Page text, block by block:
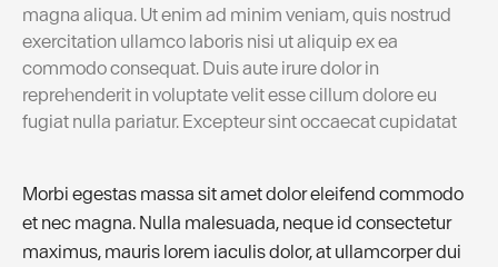
magna aliqua. Ut enim ad minim veniam, quis nostrud
exercitation ullamco laboris nisi ut aliquip ex ea
commodo consequat. Duis aute irure dolor in
reprehenderit in voluptate velit esse cillum dolore eu
fugiat nulla pariatur. Excepteur sint occaecat cupidatat
Morbi egestas massa sit amet dolor eleifend commodo
et nec magna. Nulla malesuada, neque id consectetur
maximus, mauris lorem iaculis dolor, at ullamcorper dui